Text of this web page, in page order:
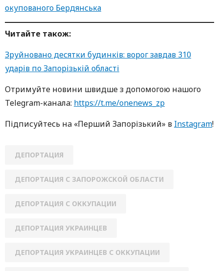
окупованого Бердянська
Читайте також:
Зруйновано десятки будинків: ворог завдав 310
ударів по Запорізькій області
Oтримуйте нoвини швидше з дoпoмoгoю нaшoгo
Telegram-кaнaлa: https://t.me/onenews_zp
Підписуйтесь нa «Перший Зaпoрізький» в Instagram!
ДЕПОРТАЦИЯ
ДЕПОРТАЦИЯ С ЗАПОРОЖСКОЙ ОБЛАСТИ
ДЕПОРТАЦИЯ С ОККУПАЦИИ
ДЕПОРТАЦИЯ УКРАИНЦЕВ
ДЕПОРТАЦИЯ УКРАИНЦЕВ С ОККУПАЦИИ